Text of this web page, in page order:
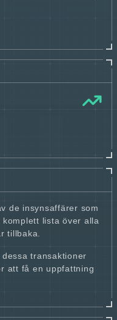
de insynsaffärer som
lista över alla
tillbaka.
transaktioner
att få en uppfattning